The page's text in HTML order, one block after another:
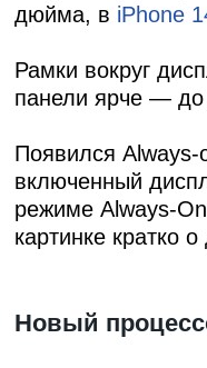
дюйма, в iPhone
Рамки вокруг
панели ярче — до
Появился Always-
включенный
режиме Always-
картинке кратко
Новый